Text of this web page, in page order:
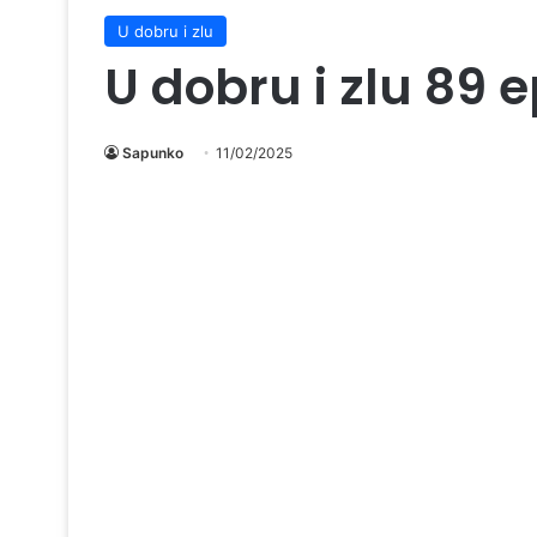
U dobru i zlu
U dobru i zlu 89
Sapunko 11/02/2025